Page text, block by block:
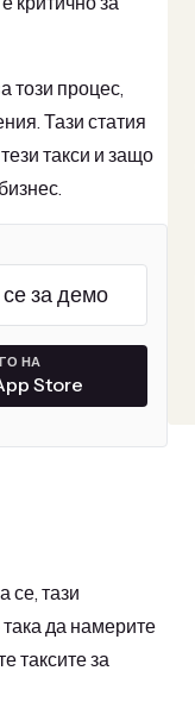
този процес,
Тази статия
такси и защо
за демо
НА
Store
се, тази
да намерите
таксите за